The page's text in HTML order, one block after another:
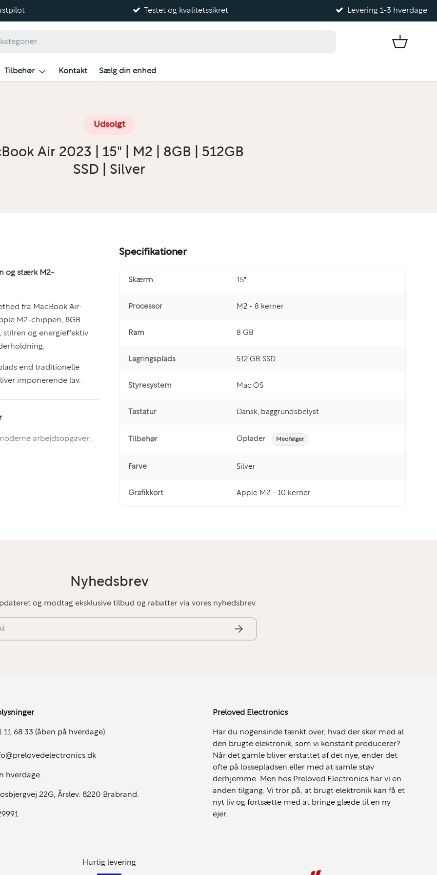
Testet og kvalitetssikret Levering 1-3 hverdage
Kurv
Tilbehør Kontakt Sælg din enhed
Udsolgt
Air 2023 | 15" | M2 | 8GB | 512GB
SSD | Silver
og stærk M2-
fra MacBook Air-
M2-chippen, 8GB
stilren og energieffektiv
end traditionelle
imponerende lav.
arbejdsopgaver:
til de mest almindelige
sikrer effektiv
Specifikationer
Skærm 15"
Processor M2 - 8 kerner
Ram 8 GB
Lagringsplads 512 GB SSD
Styresystem Mac OS
Tastatur Dansk, baggrundsbelyst
Tilbehør Oplader Medfølger
Farve Silver
Grafikkort Apple M2 - 10 kerner
Nyhedsbrev
og modtag eksklusive tilbud og rabatter via vores nyhedsbrev.
Abonner
11 68 33 (åben på hverdage).
hverdage.
22G, Årslev. 8220 Brabrand.
Preloved Electronics
Har du nogensinde tænkt over, hvad der sker med al
den brugte elektronik, som vi konstant producerer?
Når det gamle bliver erstattet af det nye, ender det
ofte på lossepladsen eller med at samle støv
derhjemme. Men hos Preloved Electronics har vi en
anden tilgang. Vi tror på, at brugt elektronik kan få et
nyt liv og fortsætte med at bringe glæde til en ny
ejer.
Hurtig levering